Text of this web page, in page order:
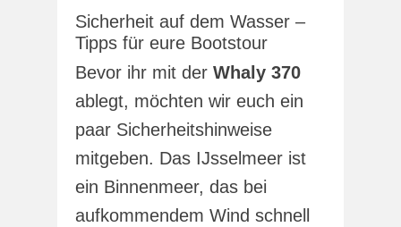
Sicherheit auf dem Wasser –
Tipps für eure Bootstour
Bevor ihr mit der Whaly 370
ablegt, möchten wir euch ein
paar Sicherheitshinweise
mitgeben. Das IJsselmeer ist
ein Binnenmeer, das bei
aufkommendem Wind schnell